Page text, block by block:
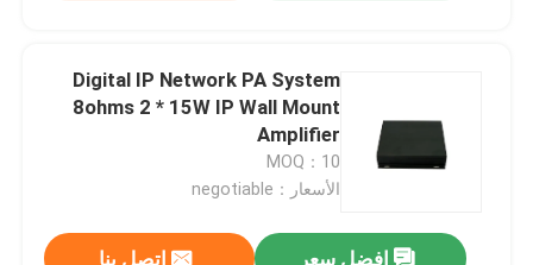
أشرطة فيديو
Digital IP Network PA System
8ohms 2 * 15W IP Wall Mount
Amplifier
MOQ：10
الأسعار：negotiable
افضل سعر اتصل بنا